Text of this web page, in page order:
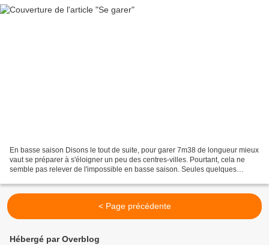
En basse saison Disons le tout de suite, pour garer 7m38 de longueur mieux
vaut se préparer à s'éloigner un peu des centres-villes. Pourtant, cela ne
semble pas relever de l'impossible en basse saison. Seules quelques
< Page précédente
Hébergé par Overblog